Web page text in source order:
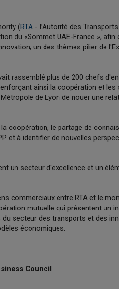
(RTA - l’Autorité des
du «Sommet UAE-France »,
un des thèmes pilier de
rassemblé plus de 200 chefs
ainsi la coopération et les
de Lyon de nouer une
coopération, le partage de
et à identifier de nouvelles
un secteur d'excellence et un
commerciaux entre RTA et le
mutuelle qui présentent un
secteur des transports et des
économiques.
Council